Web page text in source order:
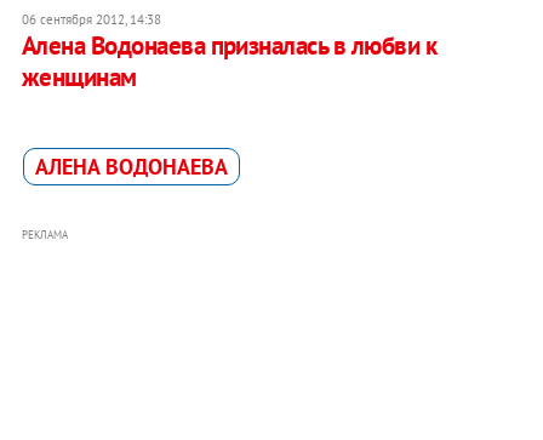
06 сентября 2012, 14:38
Алена Водонаева призналась в любви к
женщинам
АЛЕНА ВОДОНАЕВА
РЕКЛАМА